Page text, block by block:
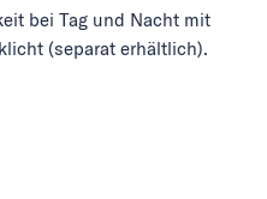
bei Tag und Nacht mit
(separat erhältlich).